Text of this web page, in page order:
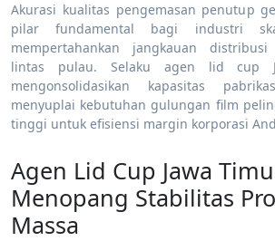
Akurasi kualitas pengemasan penutup
pilar fundamental bagi industri
mempertahankan jangkauan
lintas pulau. Selaku agen lid cup
mengonsolidasikan kapasitas
menyuplai kebutuhan gulungan film
tinggi untuk efisiensi margin korporasi
Agen Lid Cup Jawa
Menopang Stabilitas
Massa